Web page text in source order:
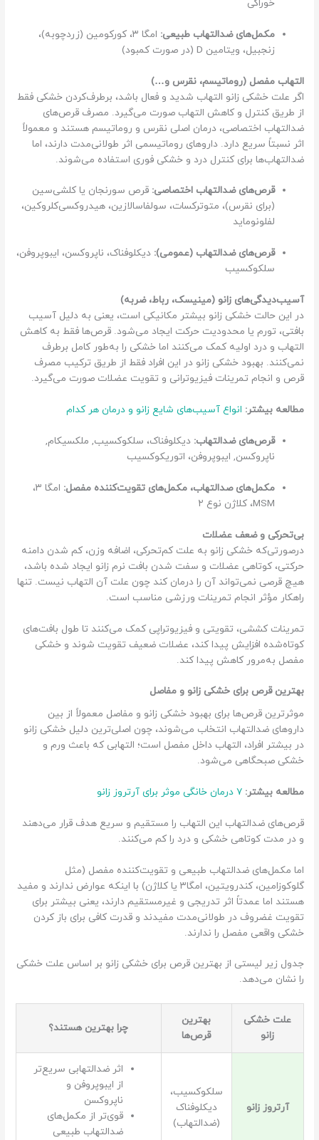
خوراکی
مکمل‌های ضدالتهاب طبیعی:
امگا ۳، کورکومین (زردچوبه)،
زنجبیل، ویتامین D (در صورت کمبود)
التهاب مفصل (روماتیسم، نقرس و…)
اگر علت خشکی زانو التهاب شدید و فعال باشد، برطرف‌کردن خشکی فقط
از طریق کنترل و کاهش التهاب صورت می‌گیرد. مصرف قرص‌های
ضدالتهاب اختصاصی، درمان اصلی نقرس و روماتیسم هستند و معمولاً
اثر نسبتاً سریع دارد. داروهای روماتیسمی اثر طولانی‌مدت دارند، اما
ضدالتهاب‌ها برای کنترل درد و خشکی فوری استفاده می‌شوند.
قرص‌های ضدالتهاب اختصاصی: قرص سورنجان یا کلشی‌سین
(برای نقرس)، متوترکسات، سولفاسالازین، هیدروکسی‌کلروکین،
لفلونوماید
قرص‌های ضدالتهاب (عمومی): دیکلوفناک، ناپروکسن، ایبوپروفن،
سلکوکسیب
آسیب‌دیدگی‌های زانو (مینیسک، رباط، ضربه)
در این حالت خشکی زانو بیشتر مکانیکی است، یعنی به دلیل آسیب
بافتی، تورم یا محدودیت حرکت ایجاد می‌شود. قرص‌ها فقط به کاهش
التهاب و درد اولیه کمک می‌کنند اما خشکی را به‌طور کامل برطرف
نمی‌کنند. بهبود خشکی زانو در این افراد فقط از طریق ترکیب مصرف
قرص و انجام تمرینات فیزیوترانی و تقویت عضلات صورت می‌گیرد.
مطالعه بیشتر: انواع آسیب‌های شایع زانو و درمان هر کدام
قرص‌های ضدالتهاب: دیکلوفناک، سلکوکسیب, ملکسیکام,
ناپروکسن, ایبوپروفن، اتوریکوکسیب
مکمل‌های صدالتهاب، مکمل‌های تقویت‌کننده مفصل:
امگا ۳،
MSM، کلاژن نوع ۲
بی‌تحرکی و ضعف عضلات
درصورتی‌که خشکی زانو به علت کم‌تحرکی، اضافه وزن، کم شدن دامنه
حرکتی، کوتاهی عضلات و سفت شدن بافت نرم زانو ایجاد شده باشد،
هیچ قرصی نمی‌تواند آن را درمان کند چون علت آن التهاب نیست. تنها
راهکار مؤثر انجام تمرینات ورزشی مناسب است.
تمرینات کششی، تقویتی و فیزیوتراپی کمک می‌کنند تا طول بافت‌های
کوتاه‌شده افزایش پیدا کند، عضلات ضعیف تقویت شوند و خشکی
مفصل به‌مرور کاهش پیدا کند.
بهترین قرص‌ برای خشکی زانو و مفاصل
موثرترین قرص‌ها برای بهبود خشکی زانو و مفاصل معمولاً از بین
داروهای ضدالتهاب انتخاب می‌شوند، چون اصلی‌ترین دلیل خشکی زانو
در بیشتر افراد، التهاب داخل مفصل است؛ التهابی که باعث ورم و
خشکی صبحگاهی می‌شود.
مطالعه بیشتر: ۷ درمان خانگی موثر برای آرتروز زانو
قرص‌های ضدالتهاب این التهاب را مستقیم و سریع هدف قرار می‌دهند
و در مدت کوتاهی خشکی و درد را کم می‌کنند.
اما مکمل‌های ضدالتهاب طبیعی و تقویت‌کننده مفصل (مثل
گلوکوزامین، کندرویتین، امگا۳ یا کلاژن) با اینکه عوارض ندارند و مفید
هستند اما عمدتاً اثر تدریجی و غیرمستقیم دارند، یعنی بیشتر برای
تقویت غضروف در طولانی‌مدت مفیدند و قدرت کافی برای باز کردن
خشکی واقعی مفصل را ندارند.
جدول زیر لیستی از بهترین قرص‌ برای خشکی زانو بر اساس علت خشکی
را نشان می‌دهد.
علت خشکی
زانو
بهترین
قرص‌ها
چرا بهترین هستند؟
آرتروز زانو
سلکوکسیب،
دیکلوفناک
(ضدالتهاب)
اثر ضدالتهابی سریع‌تر
از ایبوپروفن و
ناپروکسن
قوی‌تر از مکمل‌های
ضدالتهاب طبیعی